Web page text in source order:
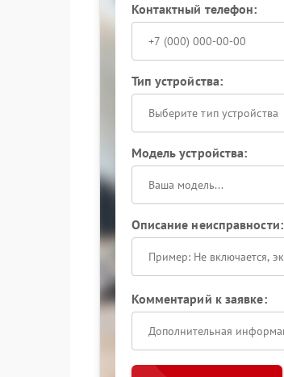
Контактный телефон:
Тип устройства:
Выберите тип устройства
Модель устройства:
Описание неисправности:
Комментарий к заявке: